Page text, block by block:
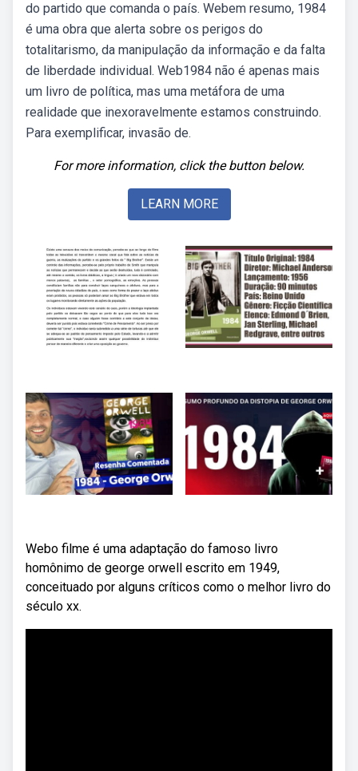
do partido que comanda o país. Webem resumo, 1984
é uma obra que alerta sobre os perigos do
totalitarismo, da manipulação da informação e da falta
de liberdade individual. Web1984 não é apenas mais
um livro de política, mas uma metáfora de uma
realidade que inexoravelmente estamos construindo.
Para exemplificar, invasão de.
For more information, click the button below.
LEARN MORE
Webo filme é uma adaptação do famoso livro
homônimo de george orwell escrito em 1949,
conceituado por alguns críticos como o melhor livro do
século xx.